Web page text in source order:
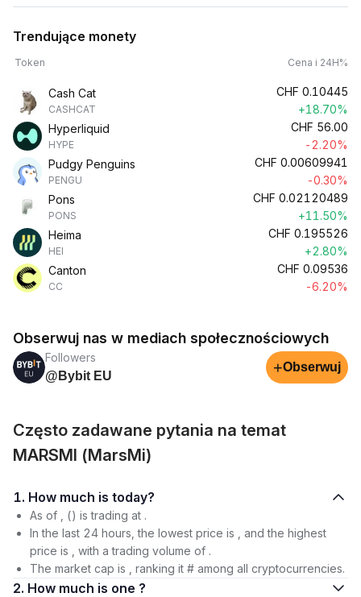
Trendujące monety
Token Cena i 24H%
Cash Cat
CASHCAT
CHF 0.10445
+18.70%
Hyperliquid
HYPE
CHF 56.00
-2.20%
Pudgy Penguins
PENGU
CHF 0.00609941
-0.30%
Pons
PONS
CHF 0.02120489
+11.50%
Heima
HEI
CHF 0.195526
+2.80%
Canton
CC
CHF 0.09536
-6.20%
Obserwuj nas w mediach społecznościowych
Followers
@Bybit EU
+Obserwuj
Często zadawane pytania na temat
MARSMI (MarsMi)
1. How much is today?
As of , () is trading at .
In the last 24 hours, the lowest price is , and the highest
price is , with a trading volume of .
The market cap is , ranking it # among all cryptocurrencies.
2. How much is one ?